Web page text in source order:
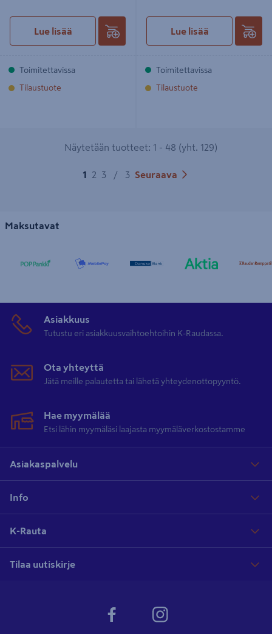
Lue lisää
Toimitettavissa
Tilaustuote
Lue lisää
Toimitettavissa
Tilaustuote
Näytetään tuotteet: 1 - 48 (yht. 129)
1 2 3 / 3 Seuraava
Maksutavat
Asiakkuus
Tutustu eri asiakkuusvaihtoehtoihin K-Raudassa.
Ota yhteyttä
Jätä meille palautetta tai lähetä yhteydenottopyyntö.
Hae myymälää
Etsi lähin myymäläsi laajasta myymäläverkostostamme
Asiakaspalvelu
Info
K-Rauta
Tilaa uutiskirje